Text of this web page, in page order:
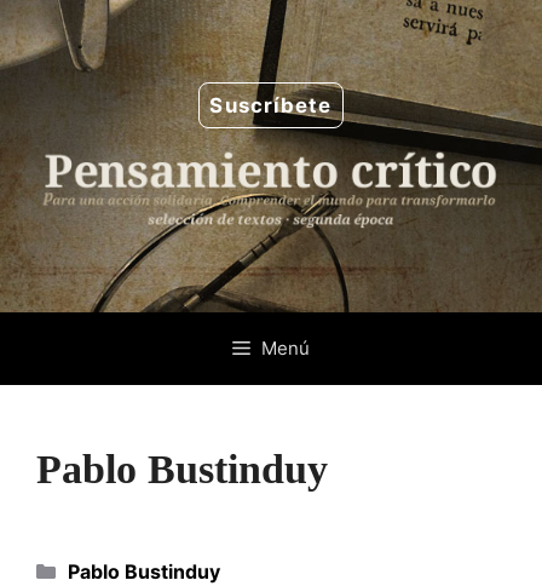
Saltar
al
contenido
Suscríbete
Menú
Pablo Bustinduy
Categorías
Pablo Bustinduy